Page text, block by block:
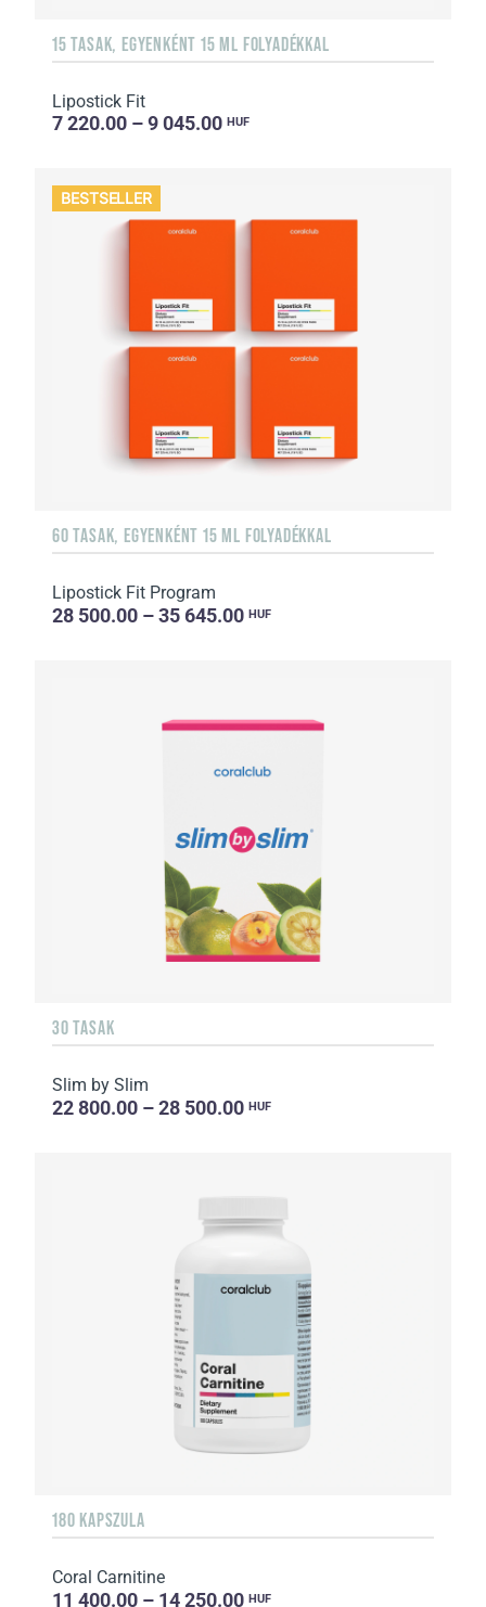
15 TASAK, EGYENKÉNT 15 ML FOLYADÉKKAL
Lipostick Fit
7 220.00 – 9 045.00 HUF
BESTSELLER
60 TASAK, EGYENKÉNT 15 ML FOLYADÉKKAL
Lipostick Fit Program
28 500.00 – 35 645.00 HUF
30 TASAK
Slim by Slim
22 800.00 – 28 500.00 HUF
180 KAPSZULA
Coral Carnitine
11 400.00 – 14 250.00 HUF